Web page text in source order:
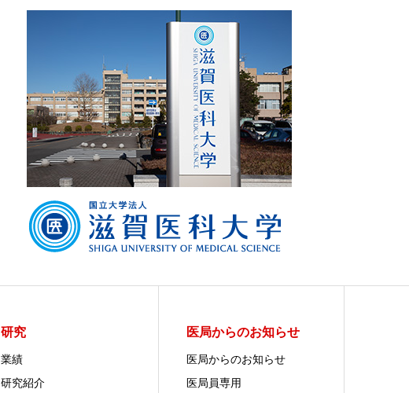
研究
業績
研究紹介
医局からのお知らせ
医局からのお知らせ
医局員専用